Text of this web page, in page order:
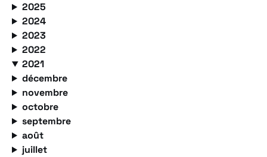
2025
2024
2023
2022
2021
décembre
novembre
octobre
septembre
août
juillet